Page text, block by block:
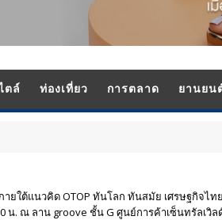
ตล์ ท่องเที่ยว การตลาด ยานยน
ายใต้แนวคิด OTOP ทันโลก ทันสมัย เศรษฐกิจไ
น. ณ ลาน groove ชั้น G ศูนย์การค้าเซ็นทรัลเวิล